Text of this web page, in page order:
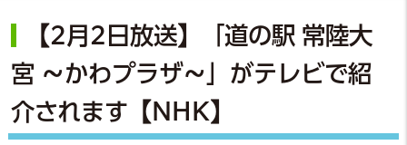
【2月2日放送】「道の駅 常陸大
宮 ～かわプラザ～」がテレビで紹
介されます【NHK】